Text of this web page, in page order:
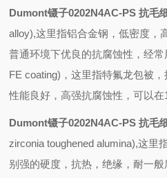
Dumont镊子0202N4AC-PS 抗毛
alloy),这里指铝合金钢，低密度，
普通环境下优良的抗腐蚀性，经
FE coating) ，这里指特氟龙包被
性能良好，高强抗腐蚀性，可以在
Dumont镊子0202N4AC-PS 抗毛
zirconia toughened alumina),这里
别强的硬度，抗热，绝缘，耐一般